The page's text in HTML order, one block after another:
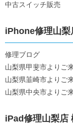
中古スイッチ販売
iPhone修理山梨
修理ブログ
山梨県甲斐市よりご
山梨県韮崎市よりご
山梨県中央市よりご
iPad修理山梨店